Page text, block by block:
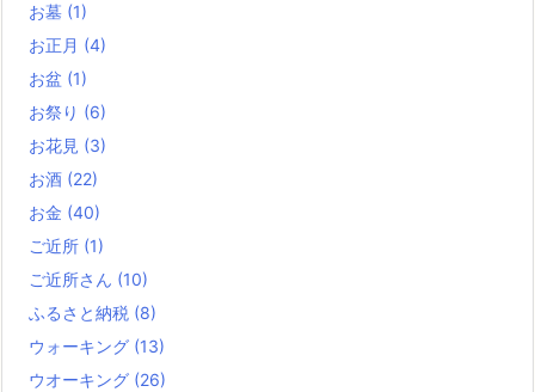
お墓 (1)
お正月 (4)
お盆 (1)
お祭り (6)
お花見 (3)
お酒 (22)
お金 (40)
ご近所 (1)
ご近所さん (10)
ふるさと納税 (8)
ウォーキング (13)
ウオーキング (26)